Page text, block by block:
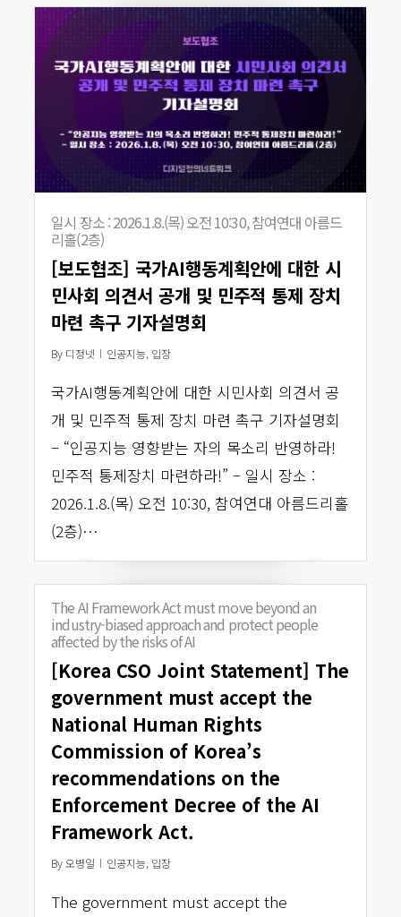
일시 장소 : 2026.1.8.(목) 오전 10:30, 참여연대 아름드
리홀(2층)
[보도협조] 국가AI행동계획안에 대한 시
민사회 의견서 공개 및 민주적 통제 장치
마련 촉구 기자설명회
By 디정넷 인공지능, 입장
국가AI행동계획안에 대한 시민사회 의견서 공
개 및 민주적 통제 장치 마련 촉구 기자설명회
– “인공지능 영향받는 자의 목소리 반영하라!
민주적 통제장치 마련하라!” – 일시 장소 :
2026.1.8.(목) 오전 10:30, 참여연대 아름드리홀
(2층)…
The AI Framework Act must move beyond an
industry-biased approach and protect people
affected by the risks of AI
[Korea CSO Joint Statement] The
government must accept the
National Human Rights
Commission of Korea’s
recommendations on the
Enforcement Decree of the AI
Framework Act.
By 오병일 인공지능, 입장
The government must accept the